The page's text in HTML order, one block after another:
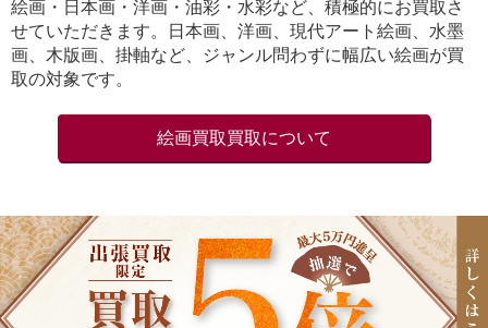
絵画・日本画・洋画・油彩・水彩など、積極的にお買取さ
せていただきます。日本画、洋画、現代アート絵画、水墨
画、木版画、掛軸など、ジャンル問わずに幅広い絵画が買
取の対象です。
絵画買取買取について